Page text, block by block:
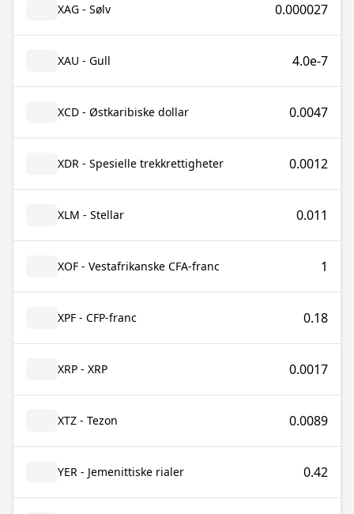
XAG - Sølv 0.000027
XAU - Gull 4.0e-7
XCD - Østkaribiske dollar 0.0047
XDR - Spesielle trekkrettigheter 0.0012
XLM - Stellar 0.011
XOF - Vestafrikanske CFA-franc 1
XPF - CFP-franc 0.18
XRP - XRP 0.0017
XTZ - Tezon 0.0089
YER - Jemenittiske rialer 0.42